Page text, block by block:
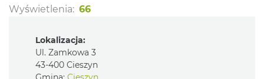
Wyświetlenia: 66
Lokalizacja:
Ul. Zamkowa 3
43-400 Cieszyn